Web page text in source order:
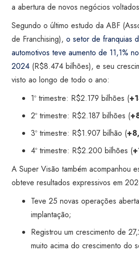
a abertura de novos negócios
Segundo o último estudo da ABF
de Franchising), o setor de franquias
automotivos teve aumento de 11,1%
2024 (R$8.474 bilhões), e seu
visto ao longo de todo o ano:
1º trimestre: R$2.179 bilhões (
2º trimestre: R$2.187 bilhões (
3º trimestre: R$1.907 bilhão (
4º trimestre: R$2.200 bilhões (
A Super Visão também acompanhou
obteve resultados expressivos em
Teve 25 novas operações
implantação;
Registrou um crescimento de
muito acima do crescimento do